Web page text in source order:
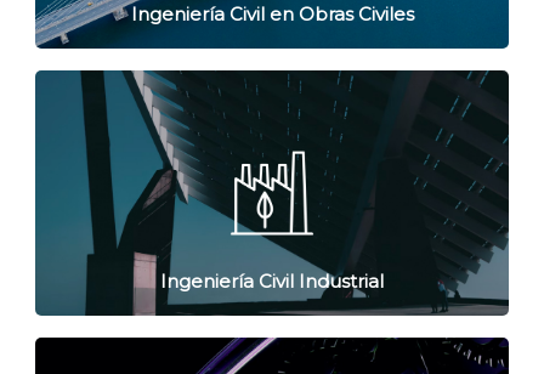
Ingeniería Civil en Obras Civiles
Ingeniería Civil Industrial